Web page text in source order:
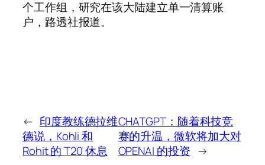
个工作组，研究在该大陆建立单一清算账
户，路透社报道。
← 印度教练德拉维
德说，Kohli 和
Rohit 的 T20 休息
CHATGPT：随着科技竞
赛的升温，微软将加大对
OPENAI 的投资 →